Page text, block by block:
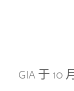
GIA 于 10